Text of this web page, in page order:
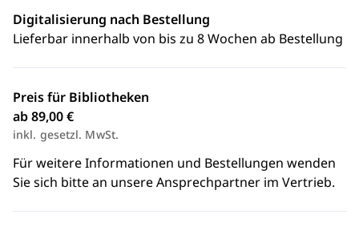
Digitalisierung nach Bestellung
Lieferbar innerhalb von bis zu 8 Wochen ab Bestellung
Preis für Bibliotheken
ab 89,00 €
inkl. gesetzl. MwSt.
Für weitere Informationen und Bestellungen wenden
Sie sich bitte an unsere Ansprechpartner im Vertrieb.